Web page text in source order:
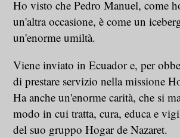
Ho visto che Pedro Manuel, come
un'altra occasione, è come un
un'enorme umiltà.
Viene inviato in Ecuador e, per
di prestare servizio nella missione
Ha anche un'enorme carità, che si
modo in cui tratta, cura, educa e
del suo gruppo Hogar de Nazaret.